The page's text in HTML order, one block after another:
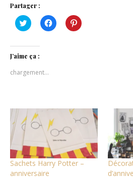
Partager :
Cliquez
pour
Twitter(ouvre
dans
une
fenêtre)
Cliquez
pour
Cliquez
pour
J’aime ça :
chargement…
Sachets Harry Potter –
anniversaire